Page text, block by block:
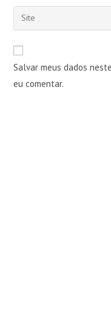
de
usuário
para
comentar
endereço
de
mail
para
comentar
Digite
o
URL
do
seu
site
Salvar meus dados
eu comentar.